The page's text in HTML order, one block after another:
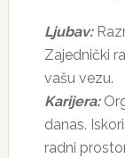
Ljubav:
Zajednički
vašu vezu.
Karijera:
danas.
radni